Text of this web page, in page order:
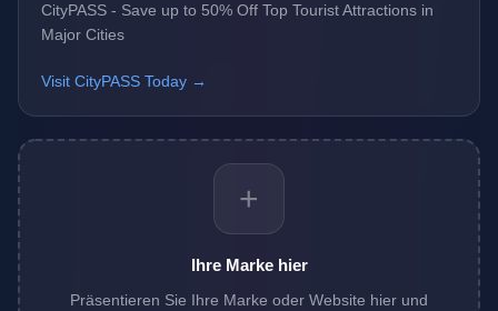
CityPASS - Save up to 50% Off Top Tourist Attractions in
Major Cities
Visit CityPASS Today →
+
Ihre Marke hier
Präsentieren Sie Ihre Marke oder Website hier und